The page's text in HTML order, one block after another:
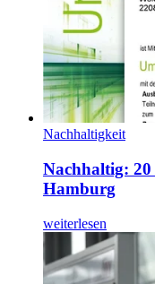
Nachhaltigkeit
Nachhaltig:
Hamburg
weiterlesen